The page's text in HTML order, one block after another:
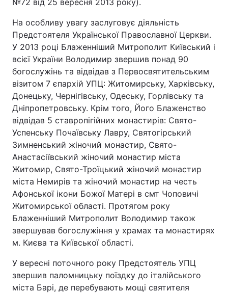
№72 від 25 вересня 2013 року).
На особливу увагу заслуговує діяльність
Предстоятеля Української Православної Церкви.
У 2013 році Блаженніший Митрополит Київський і
всієї України Володимир звершив понад 90
богослужінь та відвідав з Первосвятительським
візитом 7 єпархій УПЦ: Житомирську, Харківську,
Донецьку, Чернігівську, Одеську, Горлівську та
Дніпропетровську. Крім того, Його Блаженство
відвідав 5 ставропігійних монастирів: Свято-
Успенську Почаївську Лавру, Святогірський
Зимненський жіночий монастир, Свято-
Анастасіївський жіночий монастир міста
Житомир, Свято-Троїцький жіночий монастир
міста Немирів та жіночий монастир на честь
Афонської ікони Божої Матері в смт Чоповичі
Житомирської області. Протягом року
Блаженніший Митрополит Володимир також
звершував богослужіння у храмах та монастирях
м. Києва та Київської області.
У вересні поточного року Предстоятель УПЦ
звершив паломницьку поїздку до італійського
міста Барі, де перебувають мощі святителя